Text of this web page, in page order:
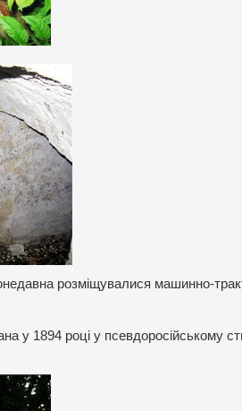
розміщувалися машинно-
у 1894 році у псевдоросійському